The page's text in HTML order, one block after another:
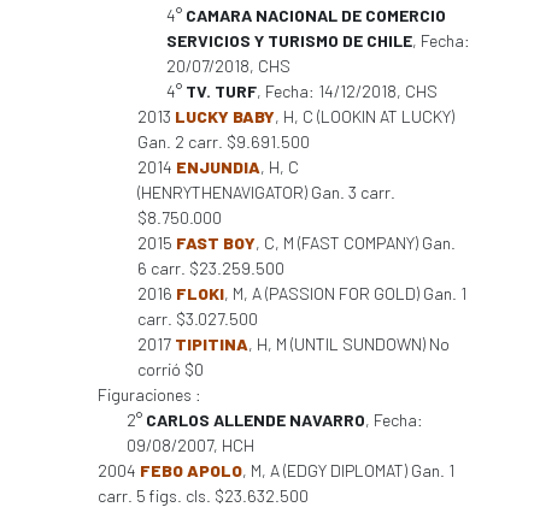
4° CAMARA NACIONAL DE COMERCIO
SERVICIOS Y TURISMO DE CHILE, Fecha:
20/07/2018, CHS
4° TV. TURF, Fecha: 14/12/2018, CHS
2013 LUCKY BABY, H, C (LOOKIN AT LUCKY)
Gan. 2 carr. $9.691.500
2014 ENJUNDIA, H, C
(HENRYTHENAVIGATOR) Gan. 3 carr.
$8.750.000
2015 FAST BOY, C, M (FAST COMPANY) Gan.
6 carr. $23.259.500
2016 FLOKI, M, A (PASSION FOR GOLD) Gan. 1
carr. $3.027.500
2017 TIPITINA, H, M (UNTIL SUNDOWN) No
corrió $0
Figuraciones :
2° CARLOS ALLENDE NAVARRO, Fecha:
09/08/2007, HCH
2004 FEBO APOLO, M, A (EDGY DIPLOMAT) Gan. 1
carr. 5 figs. cls. $23.632.500